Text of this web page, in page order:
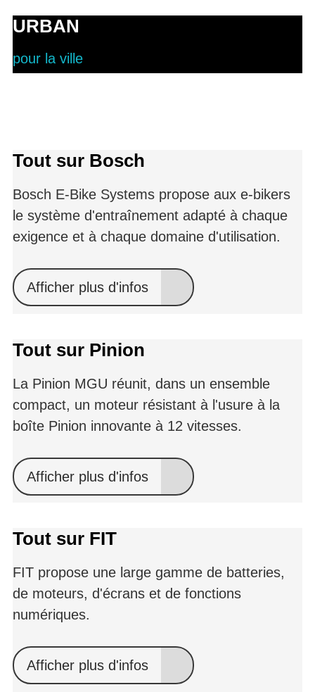
URBAN
pour la ville
Tout sur Bosch
Bosch E-Bike Systems propose aux e-bikers
le système d'entraînement adapté à chaque
exigence et à chaque domaine d'utilisation.
Afficher plus d'infos
Tout sur Pinion
La Pinion MGU réunit, dans un ensemble
compact, un moteur résistant à l'usure à la
boîte Pinion innovante à 12 vitesses.
Afficher plus d'infos
Tout sur FIT
FIT propose une large gamme de batteries,
de moteurs, d'écrans et de fonctions
numériques.
Afficher plus d'infos